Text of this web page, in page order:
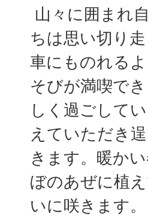
山々に囲まれ
ちは思い切り
車にものれる
そびが満喫で
しく過ごして
えていただき
きます。暖か
ぼのあぜに植
いに咲きます